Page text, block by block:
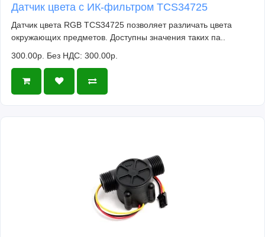
Датчик цвета с ИК-фильтром TCS34725
Датчик цвета RGB TCS34725 позволяет различать цвета
окружающих предметов. Доступны значения таких па..
300.00р. Без НДС: 300.00р.